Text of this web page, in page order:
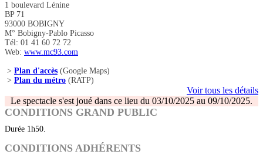
1 boulevard Lénine
BP 71
93000 BOBIGNY
M° Bobigny-Pablo Picasso
Tél: 01 41 60 72 72
Web: www.mc93.com
> Plan d'accès (Google Maps)
> Plan du métro (RATP)
Voir tous les détails
Le spectacle s'est joué dans ce lieu du 03/10/2025 au 09/10/2025.
CONDITIONS GRAND PUBLIC
Durée 1h50.
CONDITIONS ADHÉRENTS